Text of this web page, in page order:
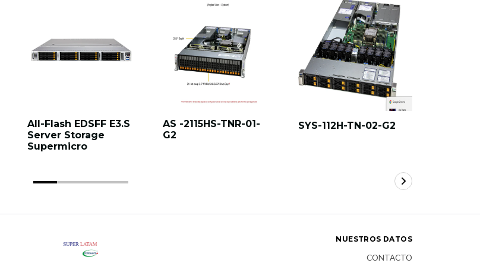
All-Flash EDSFF E3.S
Server Storage
Supermicro
AS -2115HS-TNR-01-
G2
SYS-112H-TN-02-G2
NUESTROS DATOS
CONTACTO